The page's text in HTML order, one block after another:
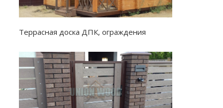
Террасная доска ДПК, ограждения